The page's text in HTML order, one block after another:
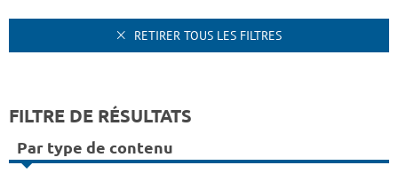
RETIRER TOUS LES FILTRES
FILTRE DE RÉSULTATS
Par type de contenu